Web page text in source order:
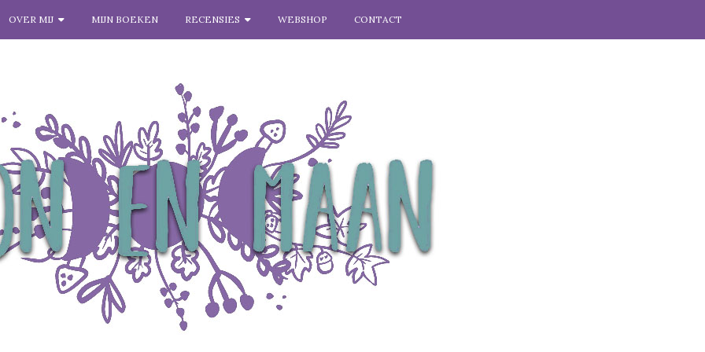
OVER MIJ MIJN BOEKEN RECENSIES WEBSHOP CONTACT